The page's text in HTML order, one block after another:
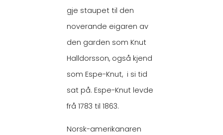
gje staupet til den
noverande eigaren av
den garden som Knut
Halldorsson, også kjend
som Espe-Knut, i si tid
sat på. Espe-Knut levde
frå 1783 til 1863.
Norsk-amerikanaren